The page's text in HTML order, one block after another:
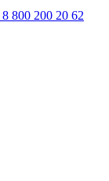
8 800 200 20 62